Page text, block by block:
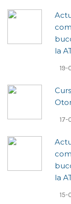
la
17-
la
15-